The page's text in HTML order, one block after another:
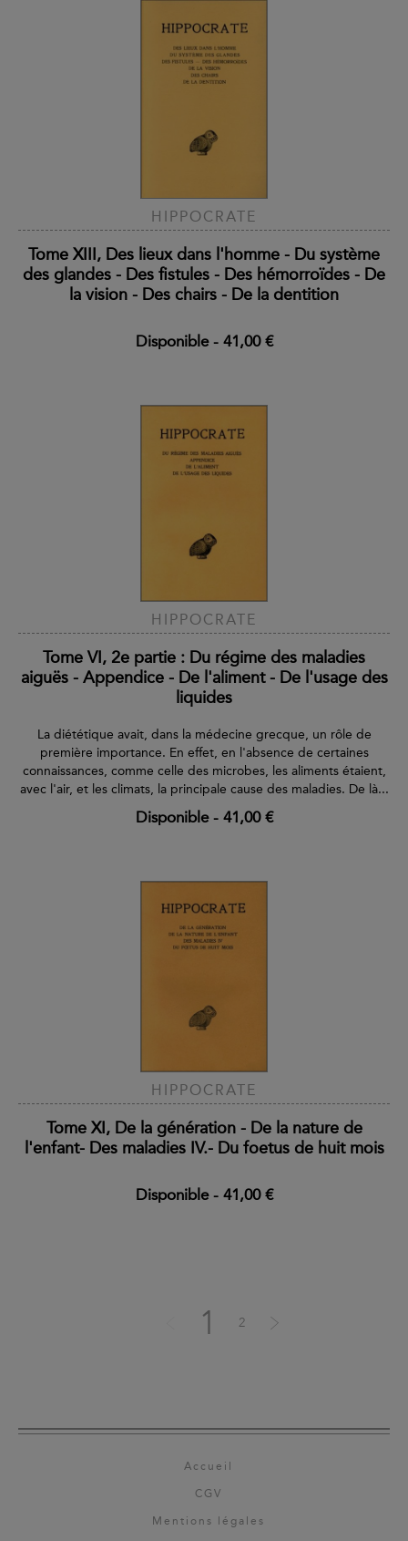
HIPPOCRATE
Tome XIII, Des lieux dans l'homme - Du système
des glandes - Des fistules - Des hémorroïdes - De
la vision - Des chairs - De la dentition
Disponible- 41,00 €
HIPPOCRATE
Tome VI, 2e partie : Du régime des maladies
aiguës - Appendice - De l'aliment - De l'usage des
liquides
La diététique avait, dans la médecine grecque, un rôle de
première importance. En effet, en l'absence de certaines
connaissances, comme celle des microbes, les aliments étaient,
avec l'air, et les climats, la principale cause des maladies. De là...
Disponible- 41,00 €
HIPPOCRATE
Tome XI, De la génération - De la nature de
l'enfant- Des maladies IV.- Du foetus de huit mois
Disponible- 41,00 €
1 2
Accueil
CGV
Mentions légales